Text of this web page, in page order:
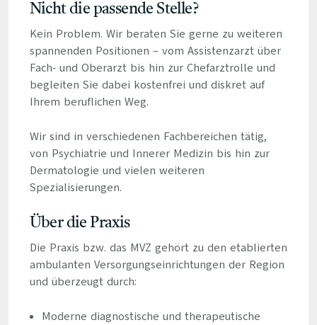
Nicht die passende Stelle?
Kein Problem. Wir beraten Sie gerne zu weiteren
spannenden Positionen – vom Assistenzarzt über
Fach- und Oberarzt bis hin zur Chefarztrolle und
begleiten Sie dabei kostenfrei und diskret auf
Ihrem beruflichen Weg.
Wir sind in verschiedenen Fachbereichen tätig,
von Psychiatrie und Innerer Medizin bis hin zur
Dermatologie und vielen weiteren
Spezialisierungen.
Über die Praxis
Die Praxis bzw. das MVZ gehört zu den etablierten
ambulanten Versorgungseinrichtungen der Region
und überzeugt durch:
Moderne diagnostische und therapeutische